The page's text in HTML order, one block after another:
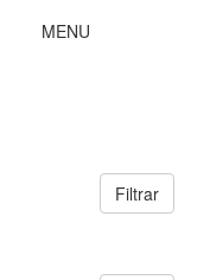
MENU
Filtrar